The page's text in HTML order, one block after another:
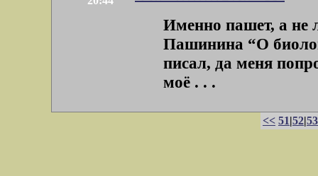
Именно пашет, а не
Пашинина “О
писал, да меня
моё . . .
<< 51|52|53